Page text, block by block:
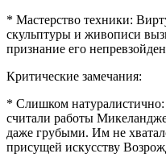
* Мастерство техники:
скульптуры и живописи
признание его
Критические замечания:
* Слишком
считали работы
даже грубыми. Им не
присущей искусству